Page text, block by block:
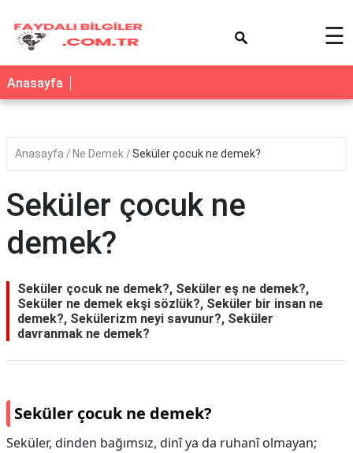
☰
Anasayfa
Anasayfa Ne Demek Seküler çocuk ne demek?
Seküler çocuk ne
demek?
Seküler çocuk ne demek?, Seküler eş ne demek?,
Seküler ne demek ekşi sözlük?, Seküler bir insan ne
demek?, Sekülerizm neyi savunur?, Seküler
davranmak ne demek?
Seküler çocuk ne demek?
Seküler, dinden bağımsız, dinî ya da ruhanî olmayan;